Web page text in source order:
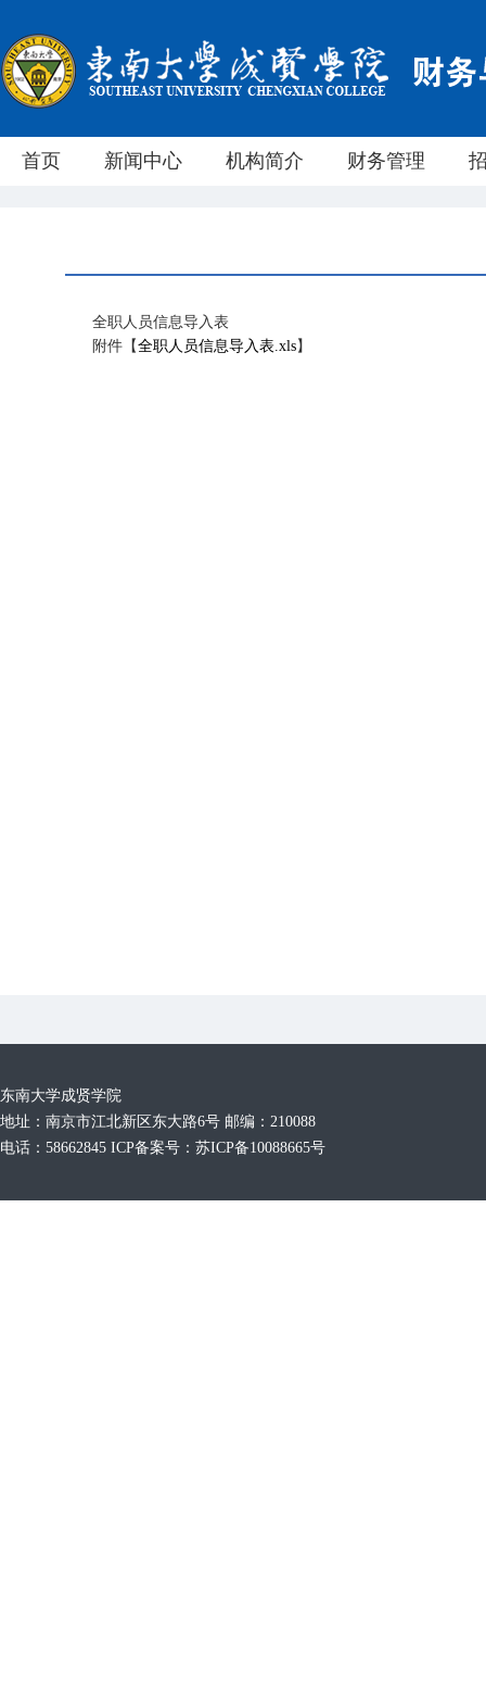
首页 新闻中心 机构简介 财务管理
全职人员信息导入表
附件【全职人员信息导入表.xls】
东南大学成贤学院
地址：南京市江北新区东大路6号 邮编：210088
电话：58662845 ICP备案号：苏ICP备10088665号